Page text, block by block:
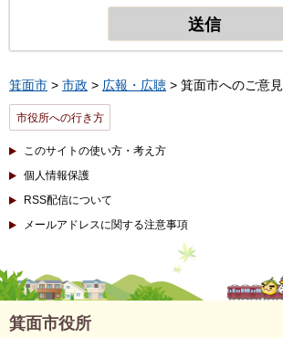
箕面市 > 市政 > 広報・広聴 > 箕面市へのご意見
市役所への行き方
このサイトの使い方・考え方
個人情報保護
RSS配信について
メールアドレスに関する注意事項
箕面市役所